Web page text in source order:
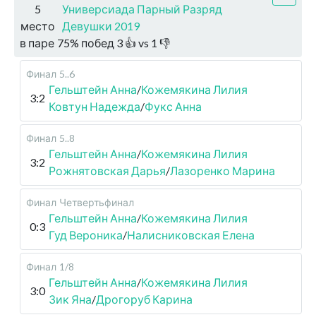
5
место
Универсиада Парный Разряд
Девушки 2019
в паре 75% побед 3 👍 vs 1 👎
Финал 5..6
3:2
Гельштейн Анна/Кожемякина Лилия
Ковтун Надежда/Фукс Анна
Финал 5..8
3:2
Гельштейн Анна/Кожемякина Лилия
Рожнятовская Дарья/Лазоренко Марина
Финал Четвертьфинал
0:3
Гельштейн Анна/Кожемякина Лилия
Гуд Вероника/Налисниковская Елена
Финал 1/8
3:0
Гельштейн Анна/Кожемякина Лилия
Зик Яна/Дрогоруб Карина